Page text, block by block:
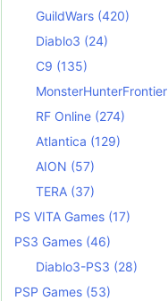
GuildWars (420)
Diablo3 (24)
C9 (135)
MonsterHunterFrontier
RF Online (274)
Atlantica (129)
AION (57)
TERA (37)
PS VITA Games (17)
PS3 Games (46)
Diablo3-PS3 (28)
PSP Games (53)